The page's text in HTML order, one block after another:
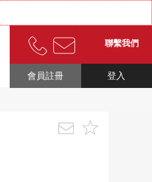
聯繫我們
登入
會員註冊